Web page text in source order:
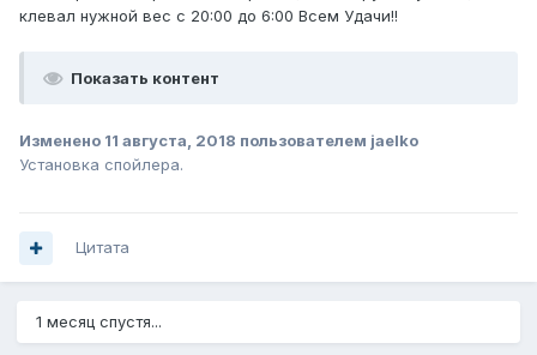
клевал нужной вес c 20:00 до 6:00 Всем Удачи!!
Показать контент
Изменено 11 августа, 2018 пользователем jaelko
Установка спойлера.
Цитата
1 месяц спустя...